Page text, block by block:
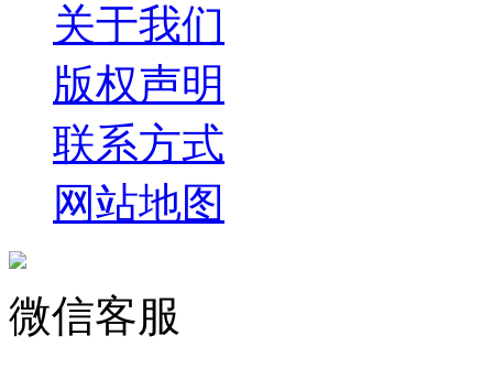
关于我们
版权声明
联系方式
网站地图
微信客服